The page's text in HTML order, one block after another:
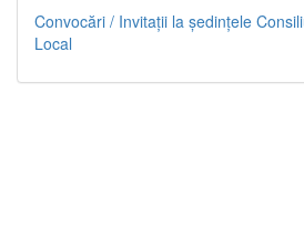
Convocări / Invitaţii la şedinţele
Local